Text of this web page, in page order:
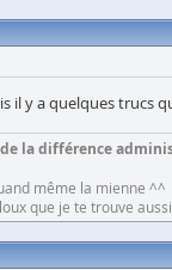
il y a quelques trucs
la différence
même la mienne ^^
que je te trouve